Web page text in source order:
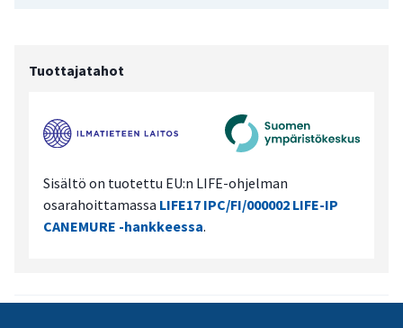
Tuottajatahot
Sisältö on tuotettu EU:n LIFE-ohjelman
osarahoittamassa LIFE17 IPC/FI/000002 LIFE-IP
CANEMURE -hankkeessa.